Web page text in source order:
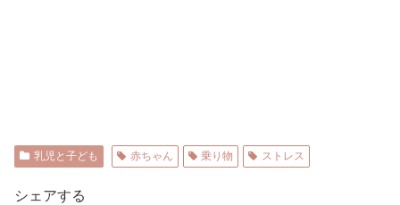
乳児と子ども 赤ちゃん 乗り物 ストレス
シェアする